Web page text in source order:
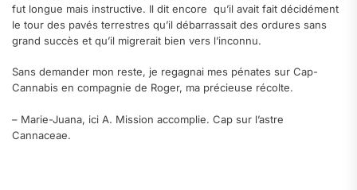
fut longue mais instructive. Il dit encore qu’il avait fait décidément
le tour des pavés terrestres qu’il débarrassait des ordures sans
grand succès et qu’il migrerait bien vers l’inconnu.
Sans demander mon reste, je regagnai mes pénates sur Cap-
Cannabis en compagnie de Roger, ma précieuse récolte.
– Marie-Juana, ici A. Mission accomplie. Cap sur l’astre
Cannaceae.